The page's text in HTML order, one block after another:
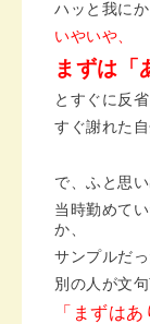
ハッと我にか
いやいや、
まずは「
とすぐに反
すぐ謝れた
で、ふと思
当時勤めて
か、
サンプルだ
別の人が文
「まずは